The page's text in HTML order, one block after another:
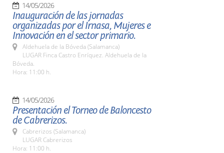
14/05/2026
Inauguración de las jornadas
organizadas por el Irnasa, Mujeres e
Innovación en el sector primario.
Aldehuela de la Bóveda (Salamanca)
LUGAR Finca Castro Enríquez. Aldehuela de la
Bóveda.
Hora: 11:00 h.
14/05/2026
Presentación el Torneo de Baloncesto
de Cabrerizos.
Cabrerizos (Salamanca)
LUGAR Cabrerizos
Hora: 11:00 h.